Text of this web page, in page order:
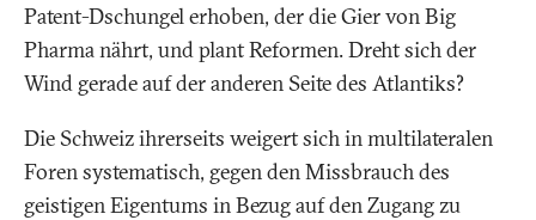
Patent-Dschungel erhoben, der die Gier von Big
Pharma nährt, und plant Reformen. Dreht sich der
Wind gerade auf der anderen Seite des Atlantiks?
Die Schweiz ihrerseits weigert sich in multilateralen
Foren systematisch, gegen den Missbrauch des
geistigen Eigentums in Bezug auf den Zugang zu